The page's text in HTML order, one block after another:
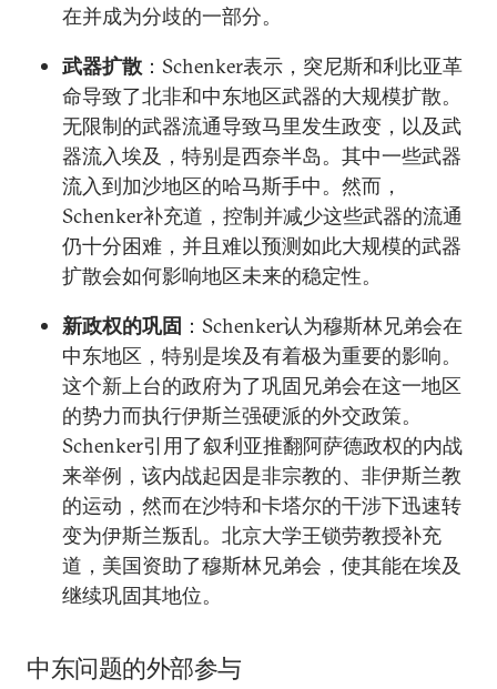
在并成为分歧的一部分。
武器扩散 ：Schenker表示，突尼斯和利比亚革
命导致了北非和中东地区武器的大规模扩散。
无限制的武器流通导致马里发生政变，以及武
器流入埃及，特别是西奈半岛。其中一些武器
流入到加沙地区的哈马斯手中。然而，
Schenker补充道，控制并减少这些武器的流通
仍十分困难，并且难以预测如此大规模的武器
扩散会如何影响地区未来的稳定性。
新政权的巩固 ：Schenker认为穆斯林兄弟会在
中东地区，特别是埃及有着极为重要的影响。
这个新上台的政府为了巩固兄弟会在这一地区
的势力而执行伊斯兰强硬派的外交政策。
Schenker引用了叙利亚推翻阿萨德政权的内战
来举例，该内战起因是非宗教的、非伊斯兰教
的运动，然而在沙特和卡塔尔的干涉下迅速转
变为伊斯兰叛乱。北京大学王锁劳教授补充
道，美国资助了穆斯林兄弟会，使其能在埃及
继续巩固其地位。
中东问题的外部参与